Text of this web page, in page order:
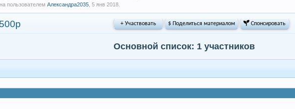
пользователемАлександра2035 ,5 янв 2018
+ Участвовать $ Поделиться материалом  Спонсировать
Основной список: 1 участников